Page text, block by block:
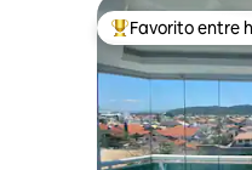
De los mejores
Favorito entre